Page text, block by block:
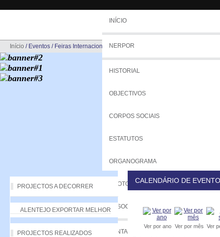
INÍCIO
NERPOR
HISTORIAL
OBJECTIVOS
CORPOS SOCIAIS
ESTATUTOS
ORGANOGRAMA
PROTOCOLOS
ASSOCIADOS
VANTAGENS
Início / Eventos / Feiras Internacionais
PROJECTOS A DECORRER
ALENTEJO EXPORTAR MELHOR
PROJECTOS REALIZADOS
CALENDÁRIO DE
Ver por ano Ver por mês Ver